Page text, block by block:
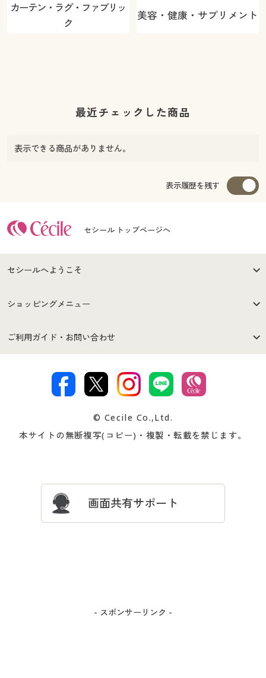
カーテン・ラグ・ファブリッ
ク
美容・健康・サプリメント
最近チェックした商品
表示できる商品がありません。
表示履歴を残す
セシール トップページへ
セシールへようこそ
はじめての方へ
セシールご利用規約
著作権・商標について 会社案内
ショッピングメニュー
商品カテゴリ
プレゼント＆キャンペーン サイトマップ
ご利用ガイド・お問い合わせ
交換・返品は お支払は
ついて
忘れの場合
© Cecile Co.,Ltd.
本サイトの無断複写(コピー)・複製・転載を禁じます。
画面共有サポート
- スポンサーリンク -